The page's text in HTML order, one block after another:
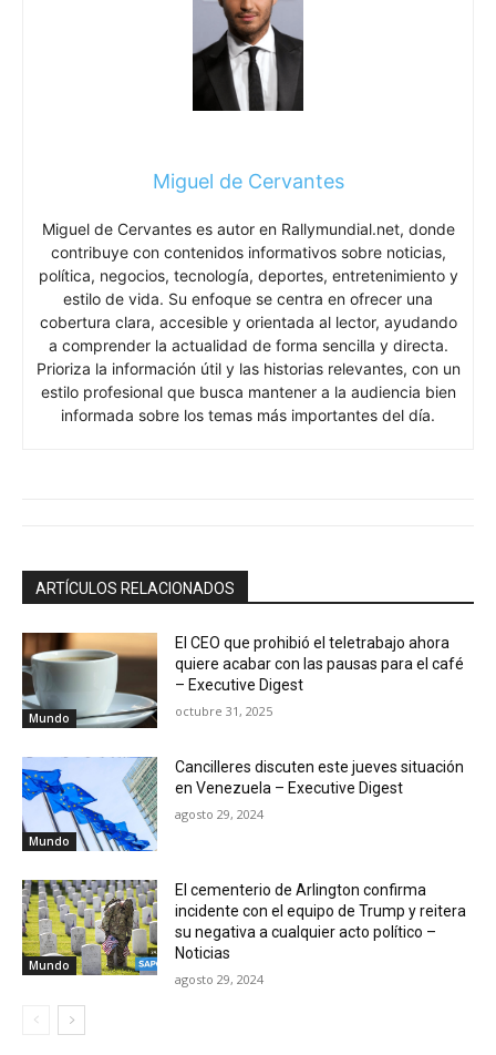
Miguel de Cervantes
Miguel de Cervantes es autor en Rallymundial.net, donde
contribuye con contenidos informativos sobre noticias,
política, negocios, tecnología, deportes, entretenimiento y
estilo de vida. Su enfoque se centra en ofrecer una
cobertura clara, accesible y orientada al lector, ayudando
a comprender la actualidad de forma sencilla y directa.
Prioriza la información útil y las historias relevantes, con un
estilo profesional que busca mantener a la audiencia bien
informada sobre los temas más importantes del día.
ARTÍCULOS RELACIONADOS
Mundo
El CEO que prohibió el teletrabajo ahora
quiere acabar con las pausas para el café
– Executive Digest
octubre 31, 2025
Mundo
Cancilleres discuten este jueves situación
en Venezuela – Executive Digest
agosto 29, 2024
Mundo
El cementerio de Arlington confirma
incidente con el equipo de Trump y reitera
su negativa a cualquier acto político –
Noticias
agosto 29, 2024